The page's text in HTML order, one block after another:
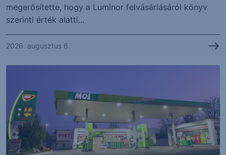
megerősítette, hogy a Luminor felvásárlásáról könyv
szerinti érték alatti...
2026. augusztus 6.